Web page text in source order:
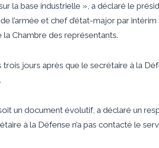
la base industrielle », a déclaré le
l’armée et chef d’état-major par intérim
Chambre des représentants.
jours après que le secrétaire à la
un document évolutif, a déclaré un
à la Défense n’a pas contacté le